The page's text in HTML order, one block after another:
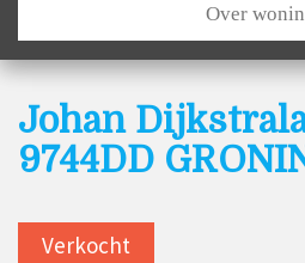
Over
Johan
9744DD
Verkocht